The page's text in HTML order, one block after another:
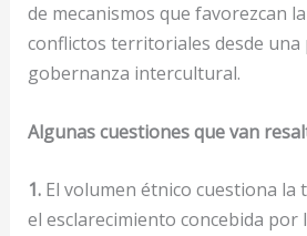
de mecanismos que favorezcan
conflictos territoriales desde una
gobernanza intercultural.
Algunas cuestiones que van
1. El volumen étnico cuestiona la
el esclarecimiento concebida por